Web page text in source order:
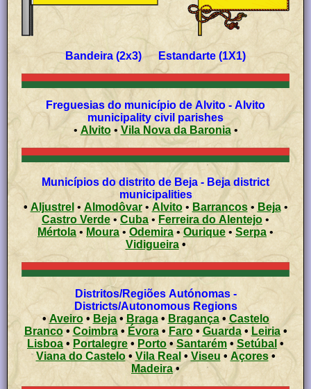
Bandeira (2x3) Estandarte (1X1)
Freguesias do município de Alvito - Alvito
municipality civil parishes
• Alvito• Vila Nova da Baronia•
Municípios do distrito de Beja - Beja district
municipalities
• Aljustrel • Almodôvar• Alvito• Barrancos• Beja•
Castro Verde • Cuba • Ferreira do Alentejo •
Mértola • Moura • Odemira• Ourique • Serpa •
Vidigueira •
Distritos/Regiões Autónomas -
Districts/Autonomous Regions
•Aveiro• Beja• Braga• Bragança• Castelo
Branco• Coimbra• Évora• Faro• Guarda• Leiria•
Lisboa • Portalegre • Porto •Santarém • Setúbal •
Viana do Castelo•Vila Real • Viseu • Açores •
Madeira •